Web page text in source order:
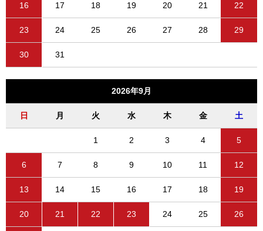
16 17 18 19 20 21 22
23 24 25 26 27 28 29
30 31
2026年9月
日 月 火 水 木 金 土
1 2 3 4 5
6 7 8 9 10 11 12
13 14 15 16 17 18 19
20 21 22 23 24 25 26